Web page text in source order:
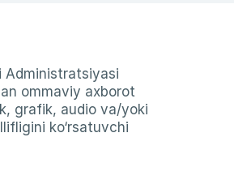
Administratsiyasi
ommaviy axborot
grafik, audio va/yoki
ko‘rsatuvchi